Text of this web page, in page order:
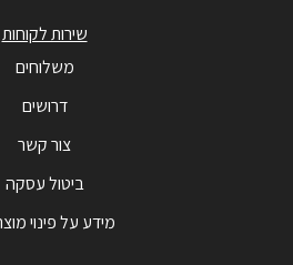
שירות לקוחות
משלוחים
דרושים
צור קשר
ביטול עסקה
מידע על פינוי